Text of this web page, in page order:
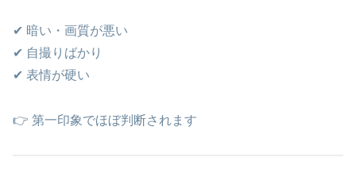
✔ 暗い・画質が悪い
✔ 自撮りばかり
✔ 表情が硬い
👉 第一印象でほぼ判断されます